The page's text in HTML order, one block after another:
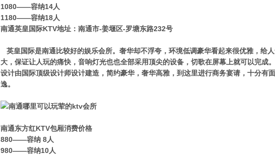
1080——容纳14人
1180——容纳18人
南通英皇国际KTV地址：南通市-姜堰区-罗塘东路232号
英皇国际是南通比较好的娱乐会所。奢华却不浮夸，环境低调豪华看起来很优雅，给
大，保证让人玩的痛快，音响灯光也也全部采用顶尖的设备，切歌在屏幕上就可以完成
设计由国际顶级设计师设计建造，简约豪华，奢华高雅，到这里进行商务宴请，十分有
逸。
南通东方红KTV包厢消费价格
880——容纳 8人
980——容纳10人